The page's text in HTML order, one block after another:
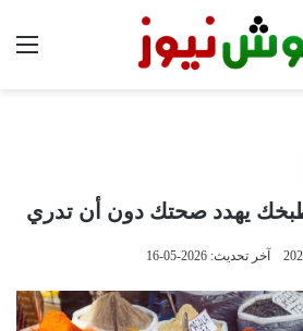
يهدد صحتك دون أن تدري
آخر تحديث: 2026-05-16